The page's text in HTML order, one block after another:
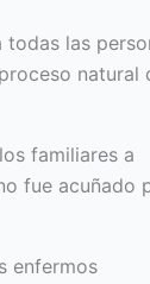
las
natural
familiares a
fue acuñado
enfermos